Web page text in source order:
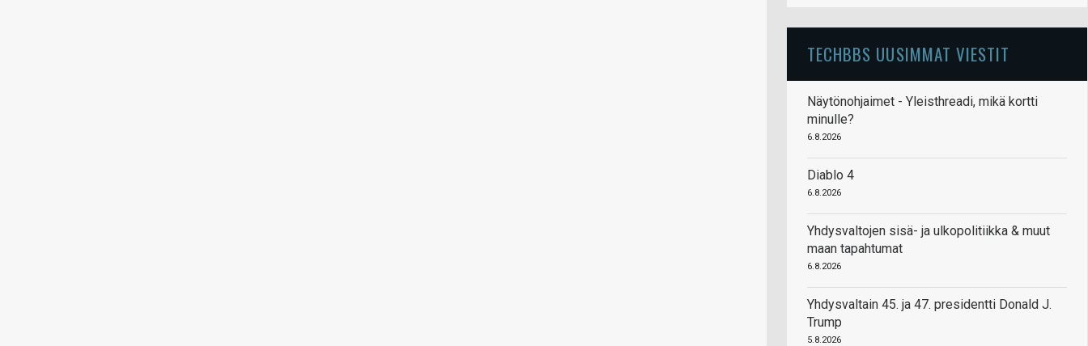
TECHBBS UUSIMMAT VIESTIT
Näytönohjaimet - Yleisthreadi, mikä kortti
minulle?
6.8.2026
Diablo 4
6.8.2026
Yhdysvaltojen sisä- ja ulkopolitiikka & muut
maan tapahtumat
6.8.2026
Yhdysvaltain 45. ja 47. presidentti Donald J.
Trump
5.8.2026